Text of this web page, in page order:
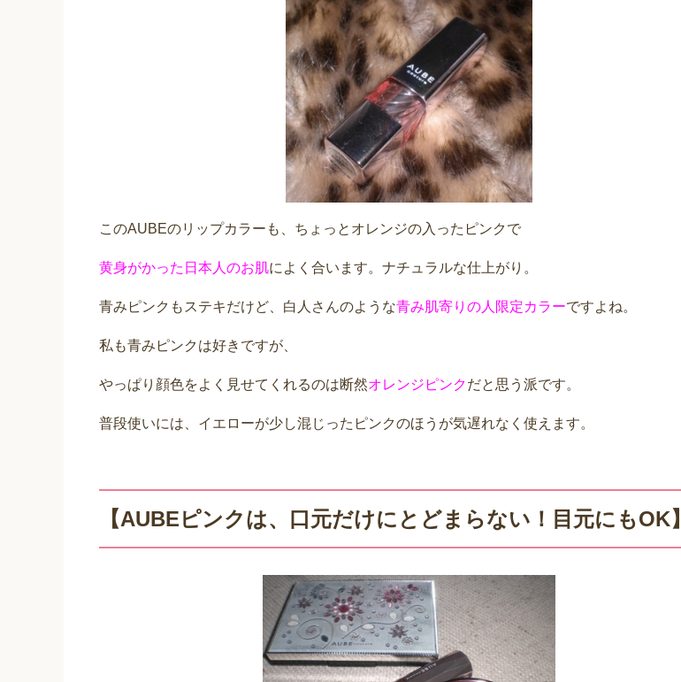
このAUBEのリップカラーも、ちょっとオレンジの入ったピンクで
黄身がかった日本人のお肌によく合います。ナチュラルな仕上がり。
青みピンクもステキだけど、白人さんのような青み肌寄りの人限定カラーですよね。
私も青みピンクは好きですが、
やっぱり顔色をよく見せてくれるのは断然オレンジピンクだと思う派です。
普段使いには、イエローが少し混じったピンクのほうが気遅れなく使えます。
【AUBEピンクは、口元だけにとどまらない！目元にもOK】